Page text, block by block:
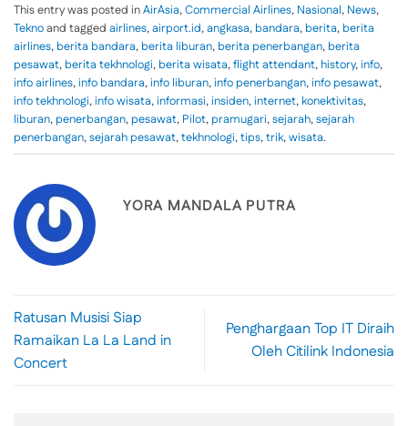
This entry was posted inAirAsia,Commercial Airlines, Nasional, News,
Teknoand tagged airlines,airport.id,angkasa, bandara, berita, berita
airlines, berita bandara, berita liburan, berita penerbangan, berita
pesawat, berita tekhnologi, berita wisata,flight attendant, history,info,
info airlines,info bandara,info liburan,info penerbangan,info pesawat,
info tekhnologi,info wisata,informasi,insiden,internet, konektivitas,
liburan,penerbangan,pesawat, Pilot,pramugari,sejarah,sejarah
penerbangan,sejarah pesawat,tekhnologi,tips,trik,wisata.
YORA MANDALA PUTRA
Ratusan Musisi Siap
Ramaikan La La Land in
Concert
Penghargaan Top IT Diraih
Oleh Citilink Indonesia